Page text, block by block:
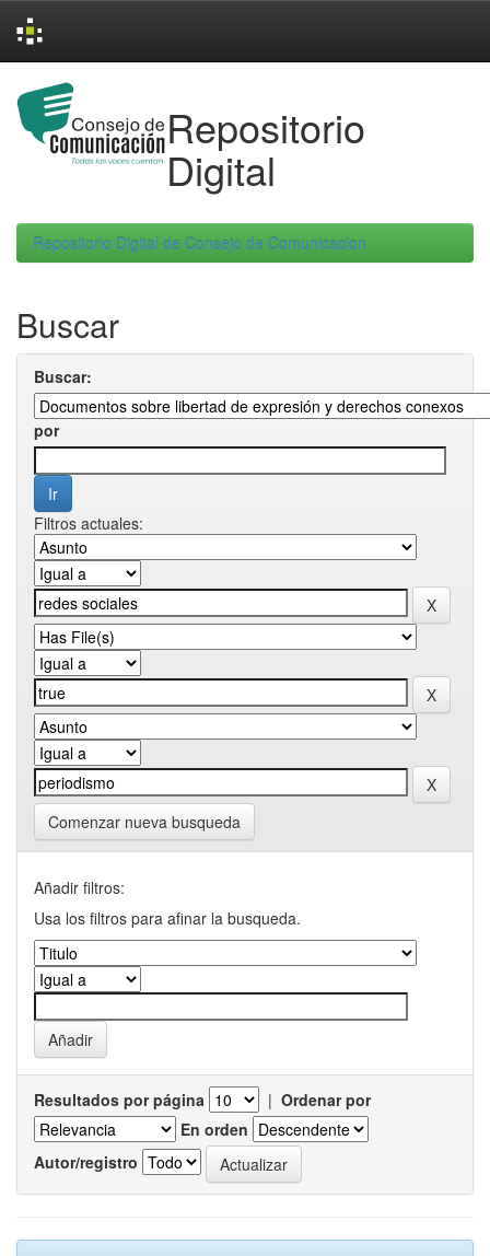
navigation
Repositorio
Digital
Repositorio Digital de Consejo de Comunicacion
Buscar
Buscar:
por
Filtros actuales:
Comenzar nueva busqueda
Añadir filtros:
Usa los filtros para afinar la busqueda.
Resultados por página | Ordenar por
En orden
Autor/registro